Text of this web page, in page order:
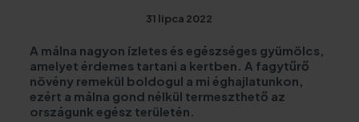
31 lipca 2022
A málna nagyon ízletes és egészséges gyümölcs,
amelyet érdemes tartani a kertben. A fagytűrő
növény remekül boldogul a mi éghajlatunkon,
ezért a málna gond nélkül termeszthető az
országunk egész területén.